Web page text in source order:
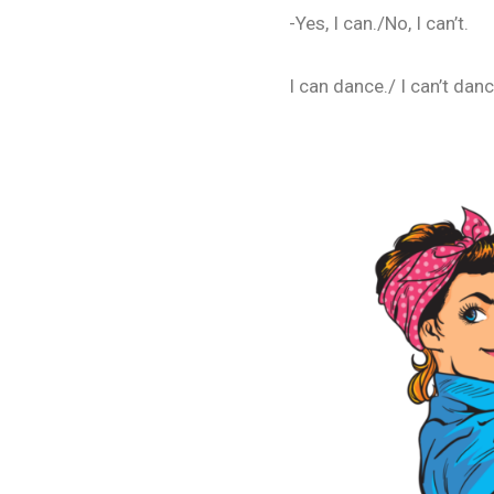
-Yes, I can./No, I can’t.
I can dance./ I can’t